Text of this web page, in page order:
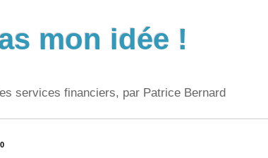
mon idée !
services financiers, par Patrice Bernard